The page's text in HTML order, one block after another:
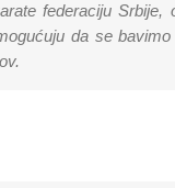
federaciju Srbije,
da se